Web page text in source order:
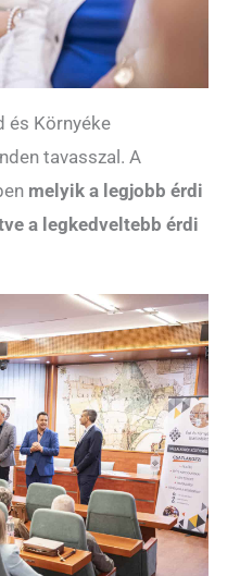
és Környéke
tavasszal. A
melyik a legjobb érdi
a legkedveltebb érdi